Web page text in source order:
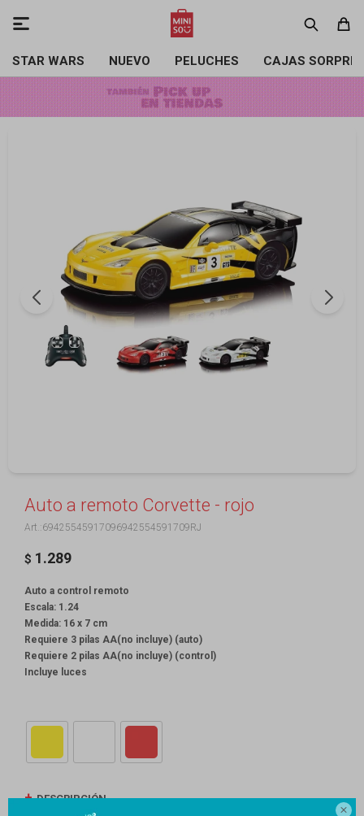

STAR WARS NUEVO PELUCHES CAJAS

Auto a remoto Corvette - rojo
69425545917096942554591709RJ
$ 1.289
Auto a control remoto
Escala: 1.24
Medida: 16 x 7 cm
Requiere 3 pilas AA(no incluye) (auto)
Requiere 2 pilas AA(no incluye) (control)
Incluye luces
DESCRIPCIÓN